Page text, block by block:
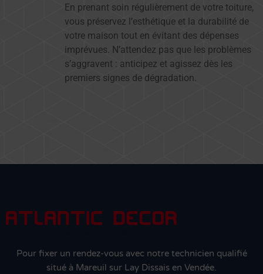
En prenant soin régulièrement de votre toiture,
vous préservez l’esthétique et la durabilité de
votre maison tout en évitant des dépenses
imprévues. N’attendez pas que les problèmes
s’aggravent : anticipez et agissez dès les
premiers signes de dégradation.
Pour fixer un rendez-vous avec notre technicien qualifié
situé à Mareuil sur Lay Dissais en Vendée.